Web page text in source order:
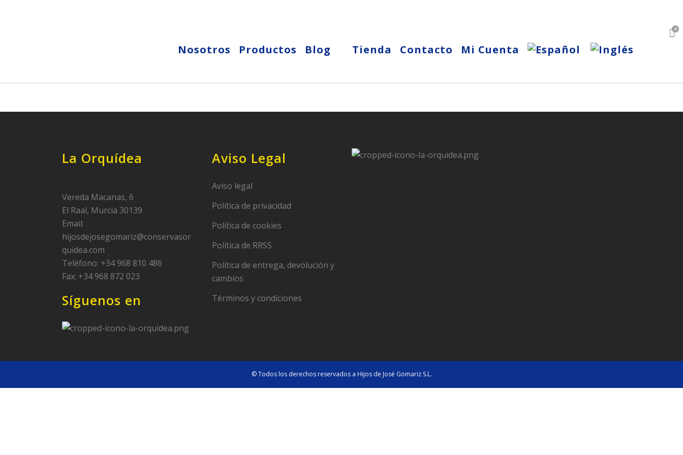
0
Nosotros Productos Blog Tienda Contacto Mi Cuenta
La Orquídea
Vereda Macanas, 6
El Raal, Murcia 30139
Email:
hijosdejosegomariz@conservasor
quidea.com
Teléfono: +34 968 810 486
Fax: +34 968 872 023
Síguenos en
Aviso Legal
Aviso legal
Política de privacidad
Política de cookies
Política de RRSS
Política de entrega, devolución y
cambios
Términos y condiciones
© Todos los derechos reservados a Hijos de José Gomariz S.L.